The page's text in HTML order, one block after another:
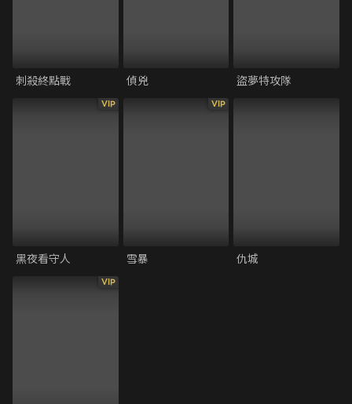
刺殺終點戰 偵兇 盜夢特攻隊
VIP
黑夜看守人
VIP
雪暴 仇城
VIP